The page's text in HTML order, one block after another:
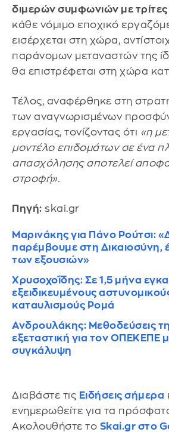
διμερών συμφωνιών με
κάθε νόμιμο εποχικό
εισέρχεται στη χώρα,
παράνομων μεταναστών της
θα επιστρέφεται στη χώρα
Τέλος, αναφέρθηκε στη
των αναγνωρισμένων
εργασίας, τονίζοντας ότι «η
μοντέλο επιδομάτων σε ένα
απασχόλησης αποτελεί
στροφή».
Πηγή: skai.gr
Μαρινάκης για Πάνο Ρούτσι:
παρέμβουμε στη Δικαιοσύνη,
των εξουσιών»
Χρυσοχοΐδης: Σε 1,5 μήνα
εξειδικευμένους
καταυλισμούς Ρομά
Ανδρουλάκης: Μεθοδεύσεις
εξεταστική για τον ΟΠΕΚΕΠΕ
συγκάλυψη
Διαβάστε τις Ειδήσεις σήμερα
ενημερωθείτε για τα
Ακολουθήστε το Skai.gr στο